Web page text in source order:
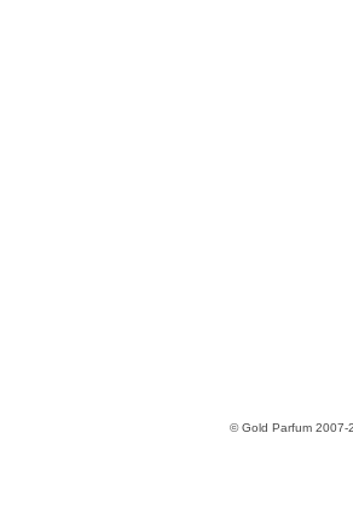
© Gold Parfum